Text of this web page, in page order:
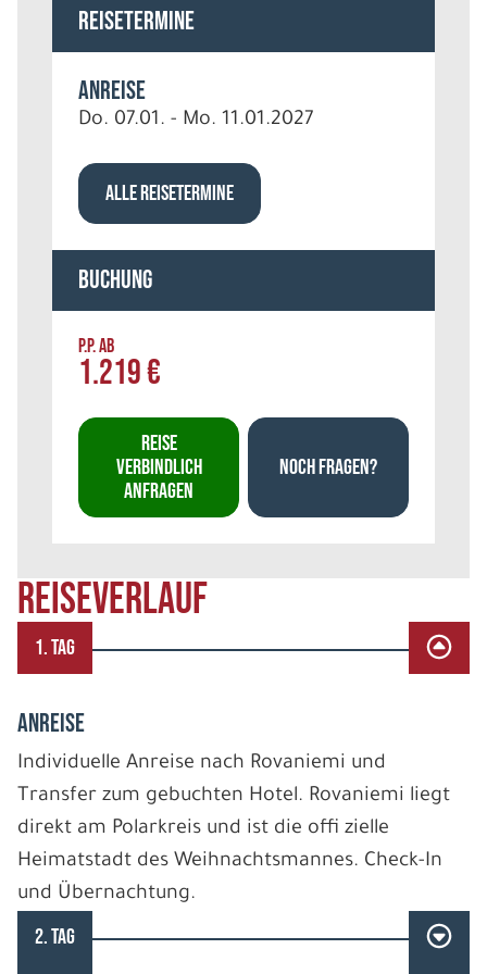
REISEVERLAUF
1. TAG
ANREISE
Individuelle Anreise nach Rovaniemi und
Transfer zum gebuchten Hotel. Rovaniemi liegt
direkt am Polarkreis und ist die offi zielle
Heimatstadt des Weihnachtsmannes. Check-In
und Übernachtung.
2. TAG
Reisetermine
Anreise
Do. 07.01. - Mo. 11.01.2027
ALLE REISETERMINE
Buchung
P.P. AB
1.219 €
REISE
VERBINDLICH
ANFRAGEN
NOCH FRAGEN?